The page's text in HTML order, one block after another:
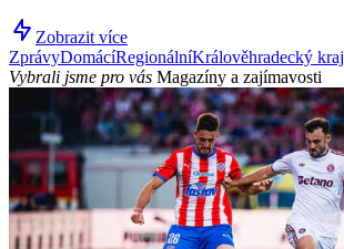
Zobrazit více
ZprávyDomácíRegionálníKrálověhradecký kraj
Vybrali jsme pro vás Magazíny a zajímavosti